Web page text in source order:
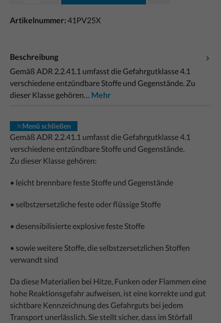
Artikelnummer: 41PV25X
Beschreibung
Gemäß ADR 2.2.41.1 umfasst die Gefahrgutklasse 4.1
verschiedene entzündbare Stoffe und Gegenstände. Zu
dieser Klasse gehören… Mehr
Menü schließen
Gemäß ADR 2.2.41.1 umfasst die Gefahrgutklasse 4.1
verschiedene entzündbare Stoffe und Gegenstände.
Zu dieser Klasse gehören:
• leicht brennbare feste Stoffe und Gegenstände
• selbstzersetzliche feste oder flüssige Stoffe
• desensibilisierte explosive feste Stoffe
• sowie weitere Stoffe, die selbstzersetzlichen Stoffen
verwandt sind
Da diese Materialien bei Hitze, Funken oder Flammen eine
hohe Reaktionsgefahr aufweisen, ist eine korrekte und gut
sichtbare Kennzeichnung des Gefahrguts bei jedem
Transport unerlässlich. Sie stellt sicher, dass im Störfall